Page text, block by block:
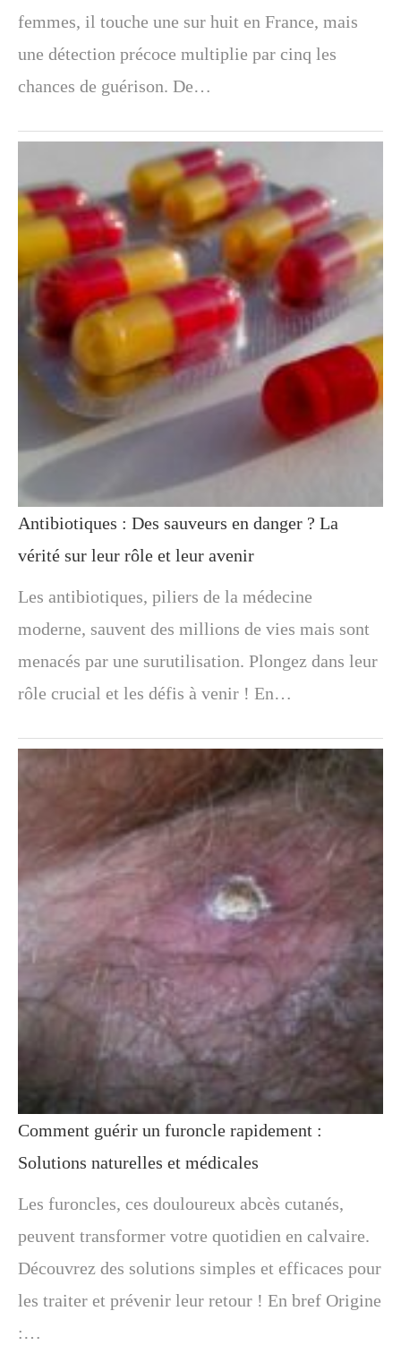
femmes, il touche une sur huit en France, mais
une détection précoce multiplie par cinq les
chances de guérison. De…
Antibiotiques : Des sauveurs en danger ? La
vérité sur leur rôle et leur avenir
Les antibiotiques, piliers de la médecine
moderne, sauvent des millions de vies mais sont
menacés par une surutilisation. Plongez dans leur
rôle crucial et les défis à venir ! En…
Comment guérir un furoncle rapidement :
Solutions naturelles et médicales
Les furoncles, ces douloureux abcès cutanés,
peuvent transformer votre quotidien en calvaire.
Découvrez des solutions simples et efficaces pour
les traiter et prévenir leur retour ! En bref Origine
:…